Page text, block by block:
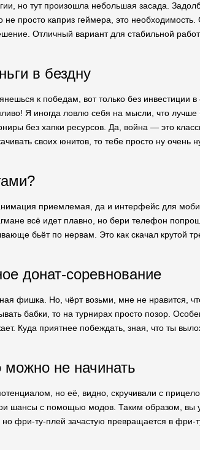
но тут произошла небольшая засада.
просто каприз геймера, это необходимость.
Отличный вариант для стабильной
в бездну
к победам, вот только без инвестиции
Я иногда ловлю себя на мысли, что
без хапки ресурсов. Да, война — это
своих юнитов, то тебе просто ну очень
приемлемая, да и интерфейс для
всё идет плавно, но бери телефон
бьёт по нервам. Это как скачал крутой
донат-соревнование
фишка. Но, чёрт возьми, мне не нравится,
бабки, то на турнирах просто позор.
Куда приятнее побеждать, зная, что ты
не начинать
но её, видно, скручивали с
шансы с помощью модов. Таким образом, вы
фри-ту-плей зачастую превращается в фри-